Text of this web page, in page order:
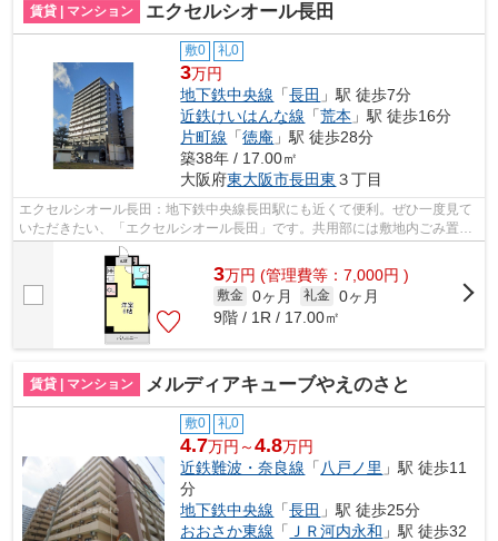
賃貸 | マンション エクセルシオール長田
敷0 礼0
3万円
地下鉄中央線 「長田 」駅 徒歩7分
近鉄けいはんな線 「荒本 」駅 徒歩16分
片町線 「徳庵 」駅 徒歩28分
築38年 / 17.00㎡
大阪府東大阪市長田東 ３丁目
エクセルシオール長田：地下鉄中央線長田駅にも近くて便利。ぜひ一度見て
いただきたい、「エクセルシオール長田」です。共用部には敷地内ごみ置き
場・エレベータ2基などが揃っており、...
3万円 (管理費等：7,000円 )
敷金 0ヶ月 礼金 0ヶ月
9階 / 1R / 17.00㎡
賃貸 | マンション メルディアキューブやえのさと
敷0 礼0
4.7万円～4.8万円
近鉄難波・奈良線 「 八戸ノ里 」駅 徒歩11
分
地下鉄中央線 「長田 」駅 徒歩25分
おおさか東線 「 ＪＲ河内永和 」駅 徒歩32